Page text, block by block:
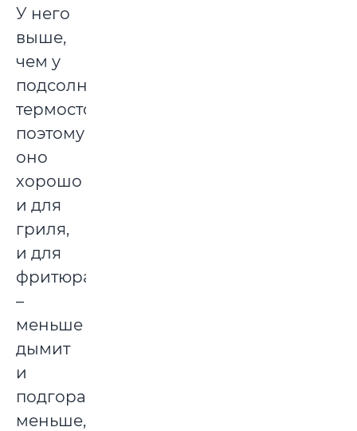
У него
выше,
чем у
подсолнечного,
термостойкость,
поэтому
оно
хорошо
и для
гриля,
и для
фритюра
–
меньше
дымит
и
подгорает,
меньше,